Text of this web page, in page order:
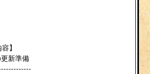
】
新準備